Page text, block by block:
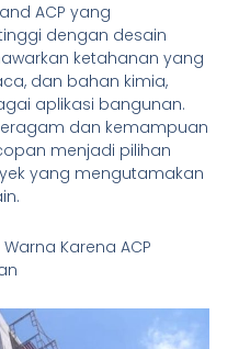
ACP yang
dengan desain
ketahanan yang
dan bahan kimia,
aplikasi bangunan.
dan kemampuan
menjadi pilihan
yang mengutamakan
Karena ACP